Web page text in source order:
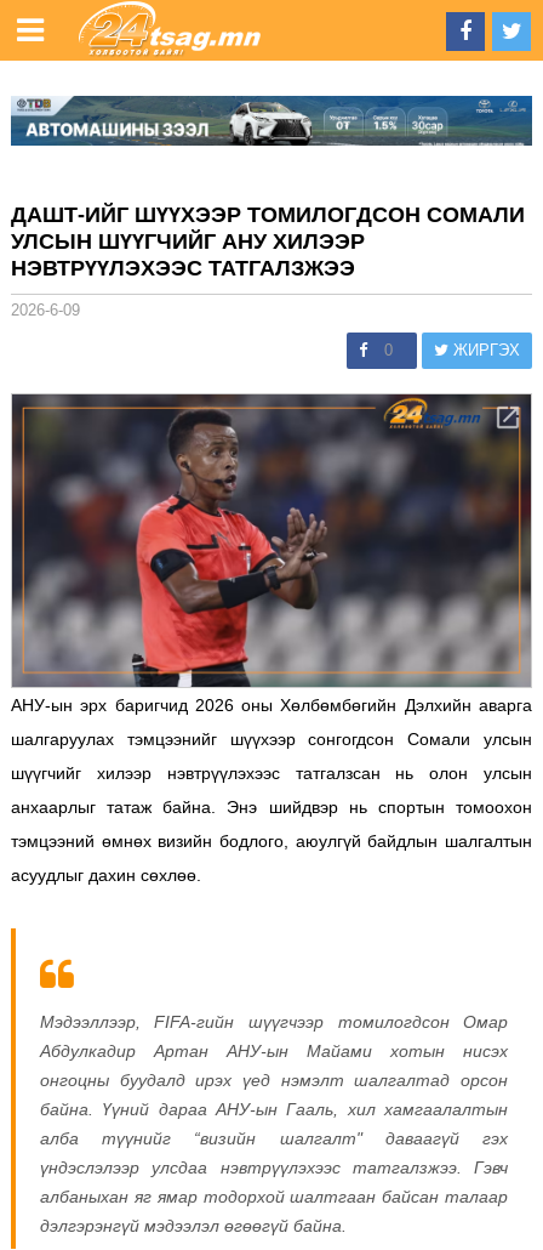
ДАШТ-ИЙГ ШҮҮХЭЭР ТОМИЛОГДСОН СОМАЛИ
УЛСЫН ШҮҮГЧИЙГ АНУ ХИЛЭЭР
НЭВТРҮҮЛЭХЭЭС ТАТГАЛЗЖЭЭ
2026-6-09
0 ЖИРГЭХ
АНУ-ын эрх баригчид 2026 оны Хөлбөмбөгийн Дэлхийн аварга
шалгаруулах тэмцээнийг шүүхээр сонгогдсон Сомали улсын
шүүгчийг хилээр нэвтрүүлэхээс татгалзсан нь олон улсын
анхаарлыг татаж байна. Энэ шийдвэр нь спортын томоохон
тэмцээний өмнөх визийн бодлого, аюулгүй байдлын шалгалтын
асуудлыг дахин сөхлөө.
Мэдээллээр, FIFA-гийн шүүгчээр томилогдсон Омар
Абдулкадир Артан АНУ-ын Майами хотын нисэх
онгоцны буудалд ирэх үед нэмэлт шалгалтад орсон
байна. Үүний дараа АНУ-ын Гааль, хил хамгаалалтын
алба түүнийг “визийн шалгалт" даваагүй гэх
үндэслэлээр улсдаа нэвтрүүлэхээс татгалзжээ. Гэвч
албаныхан яг ямар тодорхой шалтгаан байсан талаар
дэлгэрэнгүй мэдээлэл өгөөгүй байна.